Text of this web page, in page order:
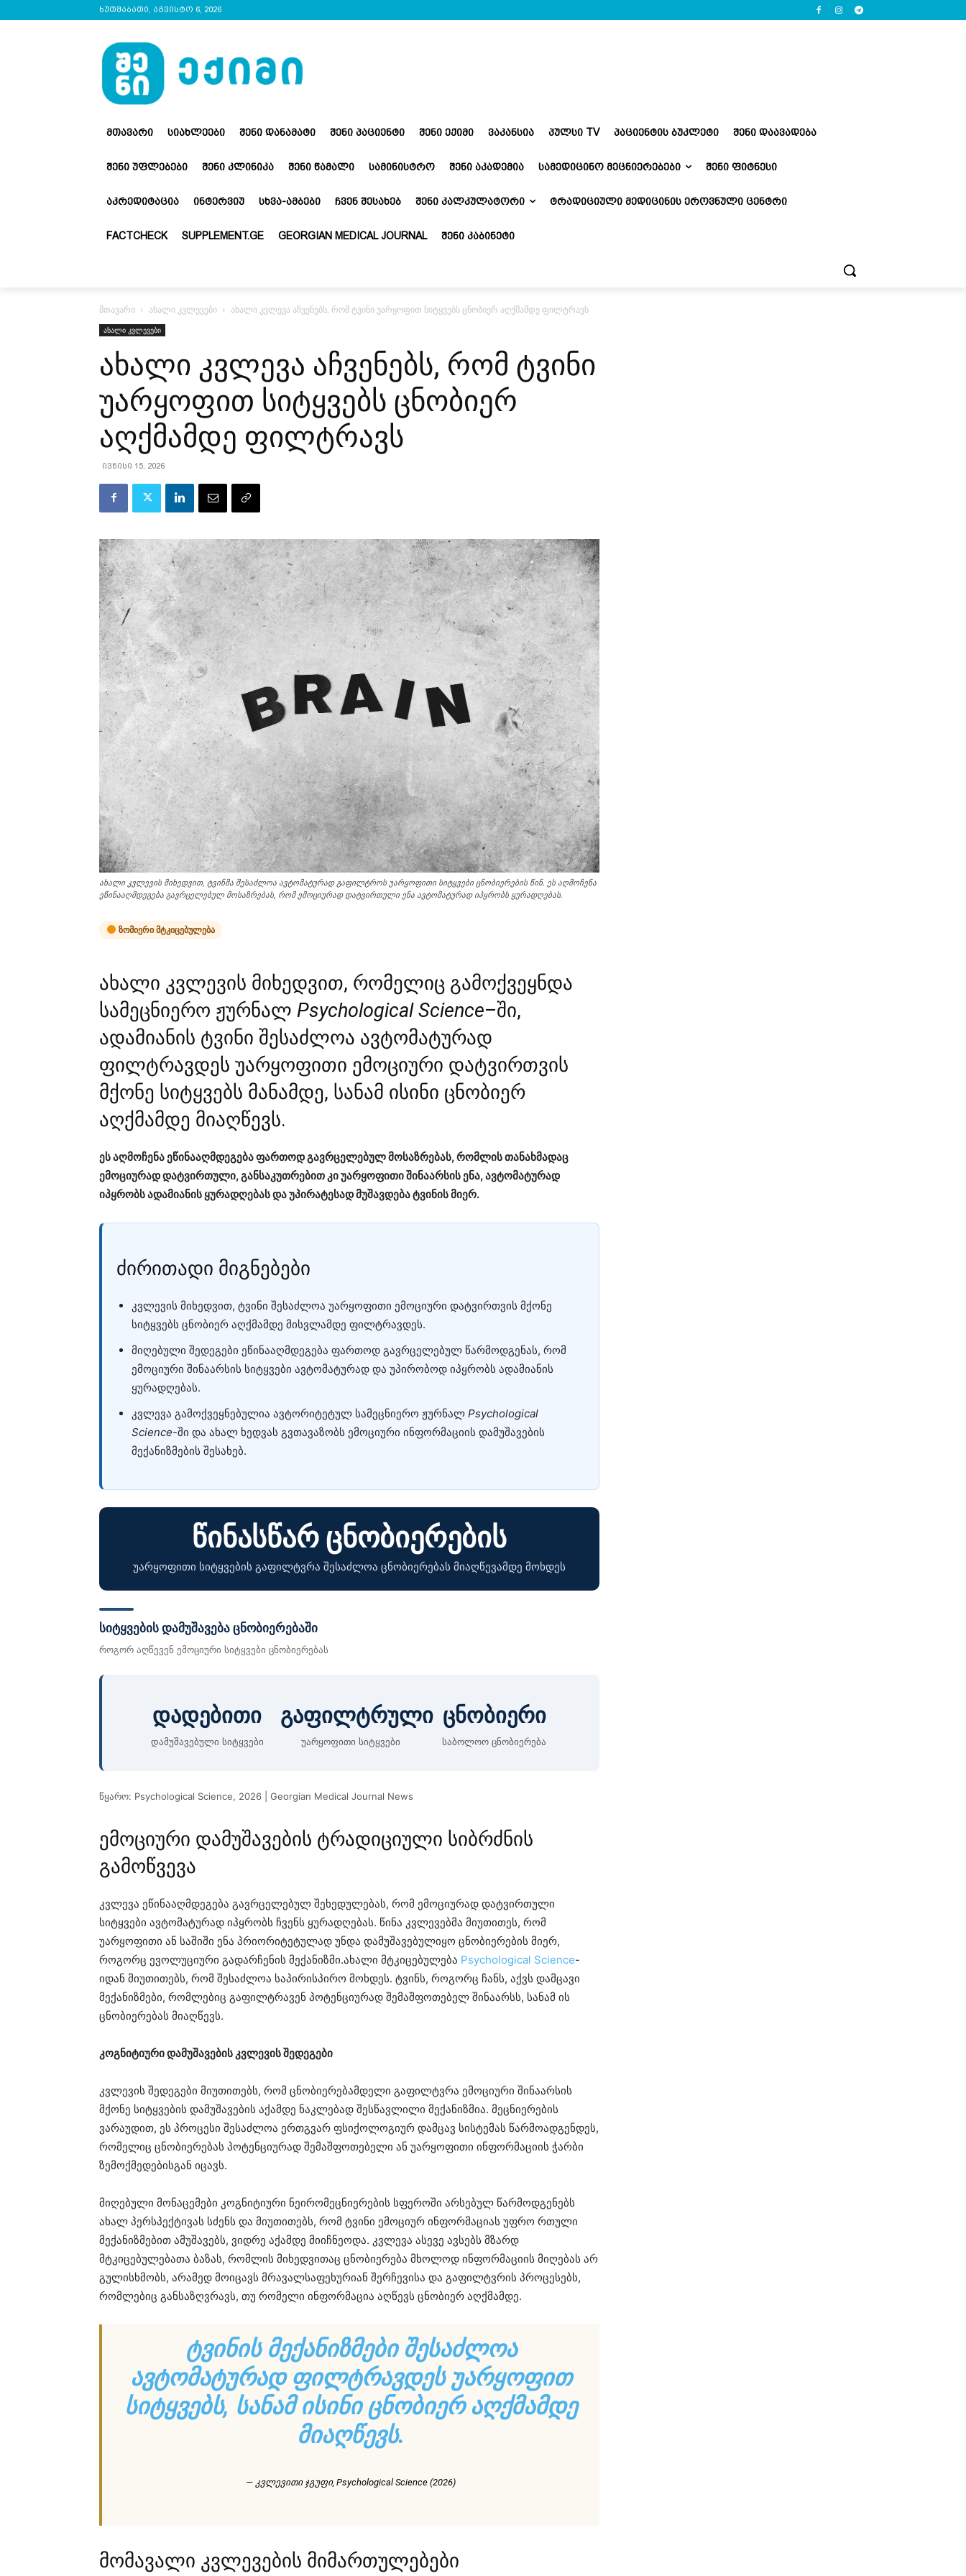
ხუთშაბათი, აგვისტო 6, 2026
ᲛᲗᲐᲕᲐᲠᲘ ᲡᲘᲐᲮᲚᲔᲔᲑᲘ ᲨᲔᲜᲘ ᲓᲐᲜᲐᲛᲐᲢᲘ ᲨᲔᲜᲘ ᲞᲐᲪᲘᲔᲜᲢᲘ ᲨᲔᲜᲘ ᲔᲥᲘᲛᲘ ᲕᲐᲙᲐᲜᲡᲘᲐ ᲞᲣᲚᲡᲘ TV ᲞᲐᲪᲘᲔᲜᲢᲘᲡ ᲑᲣᲙᲚᲔᲢᲘ ᲨᲔᲜᲘ ᲓᲐᲐᲕᲐᲓᲔᲑᲐ
ᲨᲔᲜᲘ ᲣᲤᲚᲔᲑᲔᲑᲘ ᲨᲔᲜᲘ ᲙᲚᲘᲜᲘᲙᲐ ᲨᲔᲜᲘ ᲬᲐᲛᲐᲚᲘ ᲡᲐᲛᲘᲜᲘᲡᲢᲠᲝ ᲨᲔᲜᲘ ᲐᲙᲐᲓᲔᲛᲘᲐ ᲡᲐᲛᲔᲓᲘᲪᲘᲜᲝ ᲛᲔᲪᲜᲘᲔᲠᲔᲑᲔᲑᲘ ᲨᲔᲜᲘ ᲤᲘᲢᲜᲔᲡᲘ
ᲐᲙᲠᲔᲓᲘᲢᲐᲪᲘᲐ ᲘᲜᲢᲔᲠᲕᲘᲣ ᲡᲮᲕᲐ-ᲐᲛᲑᲔᲑᲘ ᲩᲕᲔᲜ ᲨᲔᲡᲐᲮᲔᲑ ᲨᲔᲜᲘ ᲙᲐᲚᲙᲣᲚᲐᲢᲝᲠᲘ ᲢᲠᲐᲓᲘᲪᲘᲣᲚᲘ ᲛᲔᲓᲘᲪᲘᲜᲘᲡ ᲔᲠᲝᲕᲜᲣᲚᲘ ᲪᲔᲜᲢᲠᲘ
FACTCHECK SUPPLEMENT.GE GEORGIAN MEDICAL JOURNAL ᲨᲔᲜᲘ ᲙᲐᲑᲘᲜᲔᲢᲘ
მთავარი ახალი კვლევები ახალი კვლევა აჩვენებს, რომ ტვინი უარყოფით სიტყვებს ცნობიერ აღქმამდე ფილტრავს
ახალი კვლევები
ახალი კვლევა აჩვენებს, რომ ტვინი
უარყოფით სიტყვებს ცნობიერ
აღქმამდე ფილტრავს
ივნისი 15, 2026
ახალი კვლევის მიხედვით, ტვინმა შესაძლოა ავტომატურად გაფილტროს უარყოფითი სიტყვები ცნობიერების წინ. ეს აღმოჩენა
ეწინააღმდეგება გავრცელებულ მოსაზრებას, რომ ემოციურად დატვირთული ენა ავტომატურად იპყრობს ყურადღებას.
ზომიერი მტკიცებულება
ახალი კვლევის მიხედვით, რომელიც გამოქვეყნდა
სამეცნიერო ჟურნალ Psychological Science–ში,
ადამიანის ტვინი შესაძლოა ავტომატურად
ფილტრავდეს უარყოფითი ემოციური დატვირთვის
მქონე სიტყვებს მანამდე, სანამ ისინი ცნობიერ
აღქმამდე მიაღწევს.
ეს აღმოჩენა ეწინააღმდეგება ფართოდ გავრცელებულ მოსაზრებას, რომლის თანახმადაც
ემოციურად დატვირთული, განსაკუთრებით კი უარყოფითი შინაარსის ენა, ავტომატურად
იპყრობს ადამიანის ყურადღებას და უპირატესად მუშავდება ტვინის მიერ.
ძირითადი მიგნებები
კვლევის მიხედვით, ტვინი შესაძლოა უარყოფითი ემოციური დატვირთვის მქონე
სიტყვებს ცნობიერ აღქმამდე მისვლამდე ფილტრავდეს.
მიღებული შედეგები ეწინააღმდეგება ფართოდ გავრცელებულ წარმოდგენას, რომ
ემოციური შინაარსის სიტყვები ავტომატურად და უპირობოდ იპყრობს ადამიანის
ყურადღებას.
კვლევა გამოქვეყნებულია ავტორიტეტულ სამეცნიერო ჟურნალ Psychological
Science-ში და ახალ ხედვას გვთავაზობს ემოციური ინფორმაციის დამუშავების
მექანიზმების შესახებ.
წინასწარ ცნობიერების
უარყოფითი სიტყვების გაფილტვრა შესაძლოა ცნობიერებას მიაღწევამდე მოხდეს
სიტყვების დამუშავება ცნობიერებაში
როგორ აღწევენ ემოციური სიტყვები ცნობიერებას
დადებითი
დამუშავებული სიტყვები
გაფილტრული
უარყოფითი სიტყვები
ცნობიერი
საბოლოო ცნობიერება
წყარო: Psychological Science, 2026 | Georgian Medical Journal News
ემოციური დამუშავების ტრადიციული სიბრძნის
გამოწვევა
კვლევა ეწინააღმდეგება გავრცელებულ შეხედულებას, რომ ემოციურად დატვირთული
სიტყვები ავტომატურად იპყრობს ჩვენს ყურადღებას. წინა კვლევებმა მიუთითეს, რომ
უარყოფითი ან საშიში ენა პრიორიტეტულად უნდა დამუშავებულიყო ცნობიერების მიერ,
როგორც ევოლუციური გადარჩენის მექანიზმი.ახალი მტკიცებულება Psychological Science-
იდან მიუთითებს, რომ შესაძლოა საპირისპირო მოხდეს. ტვინს, როგორც ჩანს, აქვს დამცავი
მექანიზმები, რომლებიც გაფილტრავენ პოტენციურად შემაშფოთებელ შინაარსს, სანამ ის
ცნობიერებას მიაღწევს.
კოგნიტიური დამუშავების კვლევის შედეგები
კვლევის შედეგები მიუთითებს, რომ ცნობიერებამდელი გაფილტვრა ემოციური შინაარსის
მქონე სიტყვების დამუშავების აქამდე ნაკლებად შესწავლილი მექანიზმია. მეცნიერების
ვარაუდით, ეს პროცესი შესაძლოა ერთგვარ ფსიქოლოგიურ დამცავ სისტემას წარმოადგენდეს,
რომელიც ცნობიერებას პოტენციურად შემაშფოთებელი ან უარყოფითი ინფორმაციის ჭარბი
ზემოქმედებისგან იცავს.
მიღებული მონაცემები კოგნიტიური ნეირომეცნიერების სფეროში არსებულ წარმოდგენებს
ახალ პერსპექტივას სძენს და მიუთითებს, რომ ტვინი ემოციურ ინფორმაციას უფრო რთული
მექანიზმებით ამუშავებს, ვიდრე აქამდე მიიჩნეოდა. კვლევა ასევე ავსებს მზარდ
მტკიცებულებათა ბაზას, რომლის მიხედვითაც ცნობიერება მხოლოდ ინფორმაციის მიღებას არ
გულისხმობს, არამედ მოიცავს მრავალსაფეხურიან შერჩევისა და გაფილტვრის პროცესებს,
რომლებიც განსაზღვრავს, თუ რომელი ინფორმაცია აღწევს ცნობიერ აღქმამდე.
ᲢᲕᲘᲜᲘᲡ ᲛᲔᲥᲐᲜᲘᲖᲛᲔᲑᲘ ᲨᲔᲡᲐᲫᲚᲝᲐ
ᲐᲕᲢᲝᲛᲐᲢᲣᲠᲐᲓ ᲤᲘᲚᲢᲠᲐᲕᲓᲔᲡ ᲣᲐᲠᲧᲝᲤᲘᲗ
ᲡᲘᲢᲧᲕᲔᲑᲡ, ᲡᲐᲜᲐᲛ ᲘᲡᲘᲜᲘ ᲪᲜᲝᲑᲘᲔᲠ ᲐᲦᲥᲛᲐᲛᲓᲔ
ᲛᲘᲐᲦᲬᲔᲕᲡ.
— კვლევითი ჯგუფი, Psychological Science (2026)
მომავალი კვლევების მიმართულებები